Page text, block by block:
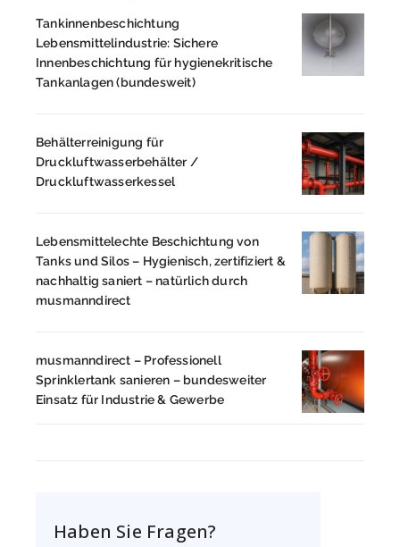
Tankinnenbeschichtung
Lebensmittelindustrie: Sichere
Innenbeschichtung für hygienekritische
Tankanlagen (bundesweit)
Behälterreinigung für
Druckluftwasserbehälter /
Druckluftwasserkessel
Lebensmittelechte Beschichtung von
Tanks und Silos – Hygienisch, zertifiziert &
nachhaltig saniert – natürlich durch
musmanndirect
musmanndirect – Professionell
Sprinklertank sanieren – bundesweiter
Einsatz für Industrie & Gewerbe
Haben Sie Fragen?